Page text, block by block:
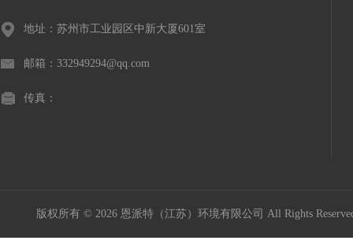
地址：苏州市工业园区中新大厦601室
邮箱：332949294@qq.com
传真：
版权所有 © 2026 恩派特（江苏）环境有限公司 All Rights